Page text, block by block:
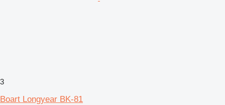
3
Boart Longyear BK-81